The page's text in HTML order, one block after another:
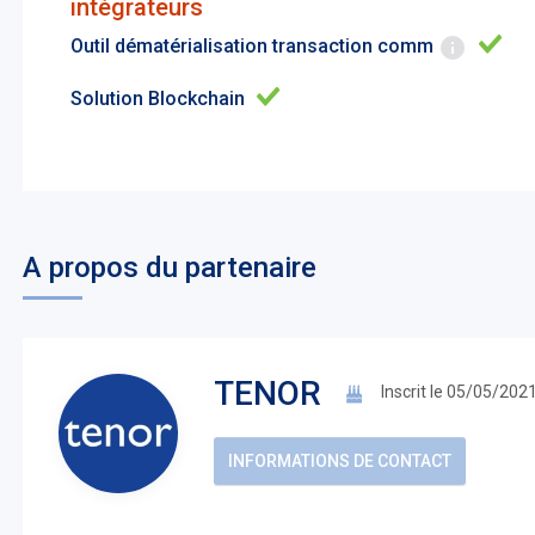
intégrateurs
Outil dématérialisation transaction comm
Solution Blockchain
A propos du partenaire
TENOR Inscrit le 05/05/
INFORMATIONS DE CONTACT